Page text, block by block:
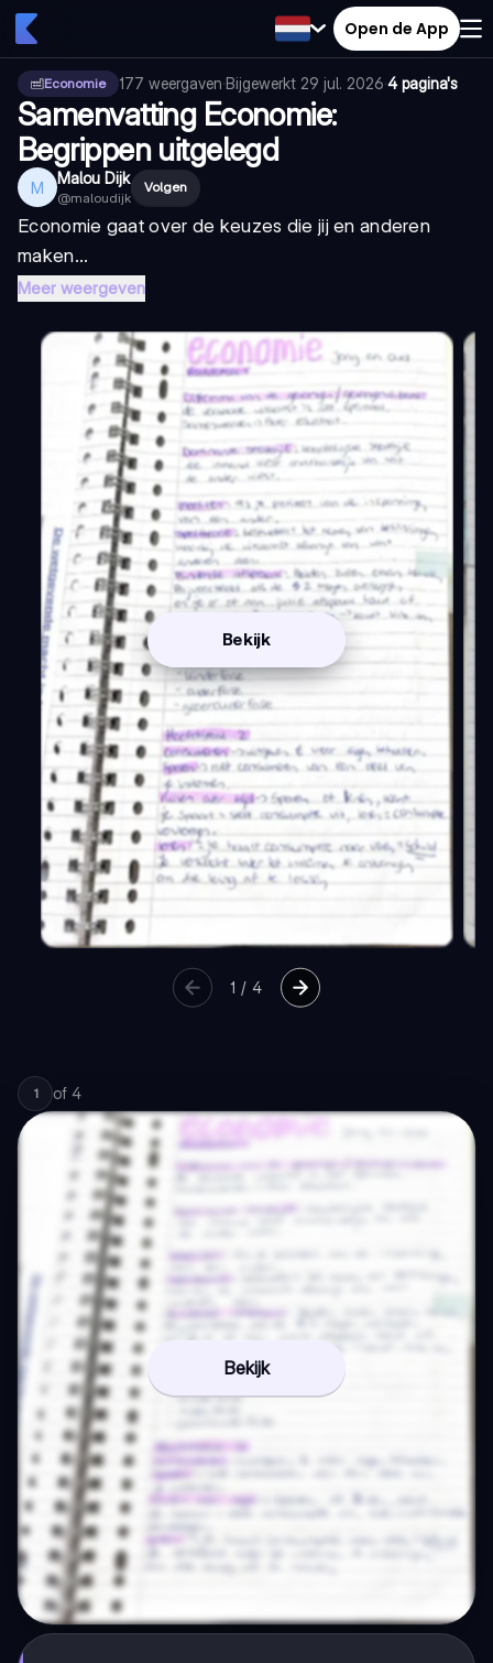
Open de App
Economie 177 weergaven·Bijgewerkt 29 jul. 2026·4 pagina's
Samenvatting Economie:
Begrippen uitgelegd
M Malou Dijk
@maloudijk
Volgen
Economie gaat over de keuzes die jij en anderen
maken...
Meer weergeven
Bekijk
1 /4
1 of 4
Bekijk